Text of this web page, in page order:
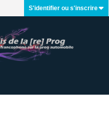
S'identifier ou s'inscrire